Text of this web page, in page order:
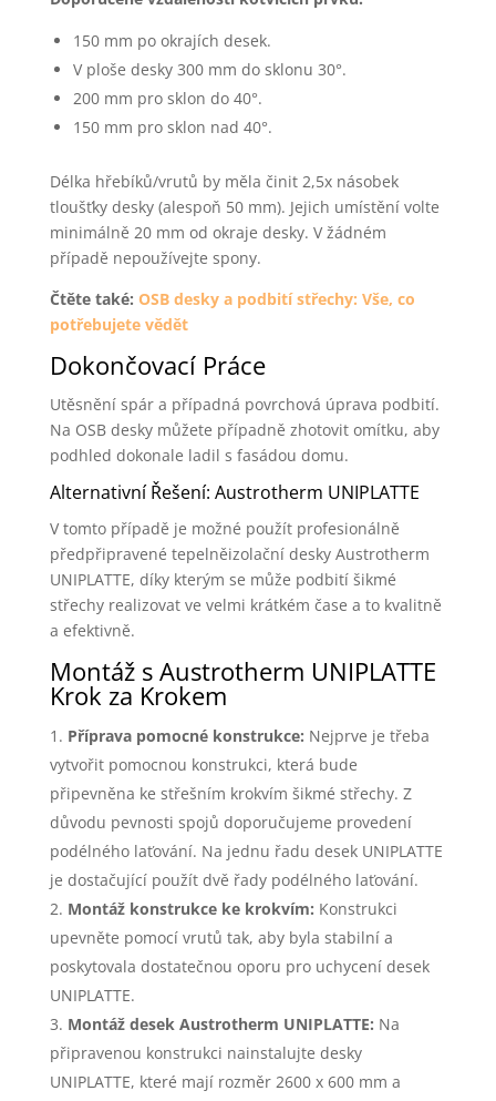
150 mm po okrajích desek.
V ploše desky 300 mm do sklonu 30°.
200 mm pro sklon do 40°.
150 mm pro sklon nad 40°.
Délka hřebíků/vrutů by měla činit 2,5x násobek
tloušťky desky (alespoň 50 mm). Jejich umístění volte
minimálně 20 mm od okraje desky. V žádném
případě nepoužívejte spony.
Čtěte také: OSB desky a podbití střechy: Vše, co
potřebujete vědět
Dokončovací Práce
Utěsnění spár a případná povrchová úprava podbití.
Na OSB desky můžete případně zhotovit omítku, aby
podhled dokonale ladil s fasádou domu.
Alternativní Řešení: Austrotherm UNIPLATTE
V tomto případě je možné použít profesionálně
předpřipravené tepelněizolační desky Austrotherm
UNIPLATTE, díky kterým se může podbití šikmé
střechy realizovat ve velmi krátkém čase a to kvalitně
a efektivně.
Montáž s Austrotherm UNIPLATTE
Krok za Krokem
Příprava pomocné konstrukce: Nejprve je třeba
vytvořit pomocnou konstrukci, která bude
připevněna ke střešním krokvím šikmé střechy. Z
důvodu pevnosti spojů doporučujeme provedení
podélného laťování. Na jednu řadu desek UNIPLATTE
je dostačující použít dvě řady podélného laťování.
Montáž konstrukce ke krokvím: Konstrukci
upevněte pomocí vrutů tak, aby byla stabilní a
poskytovala dostatečnou oporu pro uchycení desek
UNIPLATTE.
Montáž desek Austrotherm UNIPLATTE: Na
připravenou konstrukci nainstalujte desky
UNIPLATTE, které mají rozměr 2600 x 600 mm a